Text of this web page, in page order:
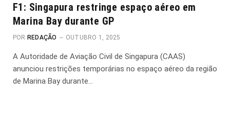
F1: Singapura restringe espaço aéreo em
Marina Bay durante GP
POR REDAÇÃO OUTUBRO 1, 2025
A Autoridade de Aviação Civil de Singapura (CAAS)
anunciou restrições temporárias no espaço aéreo da região
de Marina Bay durante…